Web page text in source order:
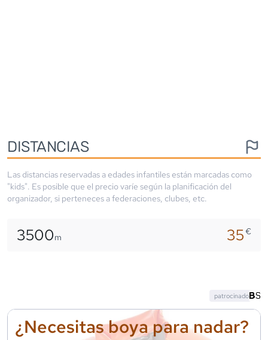
DISTANCIAS
Las distancias reservadas a edades infantiles están marcadas como
"kids". Es posible que el precio varíe según la planificación del
organizador, si perteneces a federaciones, clubes, etc.
3500m 35€
¿Necesitas boya para nadar?
patrocinado